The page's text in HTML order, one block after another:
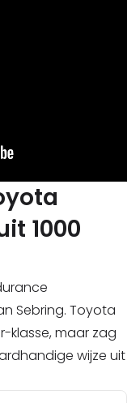
1000
Sebring. Toyota
klasse, maar zag
wijze uit